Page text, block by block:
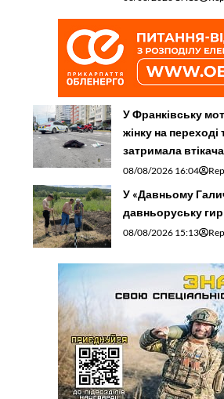
У Франківську
жінку на переході
затримала
08/08/2026 16:04
У «Давньому
давньоруську
08/08/2026 15:13